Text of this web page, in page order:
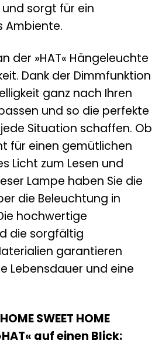
sorgt für ein
Ambiente.
der »HAT« Hängeleuchte
Dank der Dimmfunktion
ganz nach Ihren
und so die perfekte
Situation schaffen. Ob
für einen gemütlichen
Licht zum Lesen und
Lampe haben Sie die
die Beleuchtung in
hochwertige
die sorgfältig
garantieren
Lebensdauer und eine
SWEET HOME
auf einen Blick: